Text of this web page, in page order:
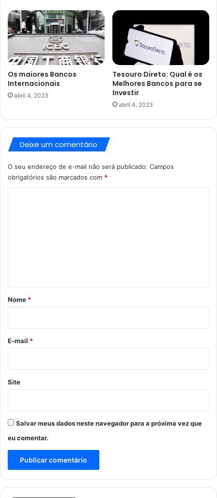
Os maiores Bancos
Internacionais
abril 4, 2023
Tesouro Direto: Qual é os
Melhores Bancos para se
Investir
abril 4, 2023
Deixe um comentário
O seu endereço de e-mail não será publicado. Campos
obrigatórios são marcados com *
r
o
*
Nome *
E-mail *
Site
Salvar meus dados neste navegador para a próxima vez que
eu comentar.